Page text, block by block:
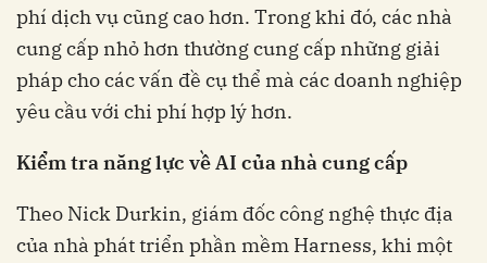
phí dịch vụ cũng cao hơn. Trong khi đó, các nhà
cung cấp nhỏ hơn thường cung cấp những giải
pháp cho các vấn đề cụ thể mà các doanh nghiệp
yêu cầu với chi phí hợp lý hơn.
Kiểm tra năng lực về AI của nhà cung cấp
Theo Nick Durkin, giám đốc công nghệ thực địa
của nhà phát triển phần mềm Harness, khi một